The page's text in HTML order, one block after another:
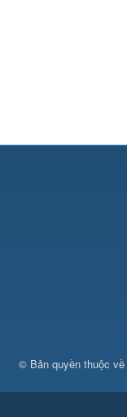
© Bản quyền thuộc về